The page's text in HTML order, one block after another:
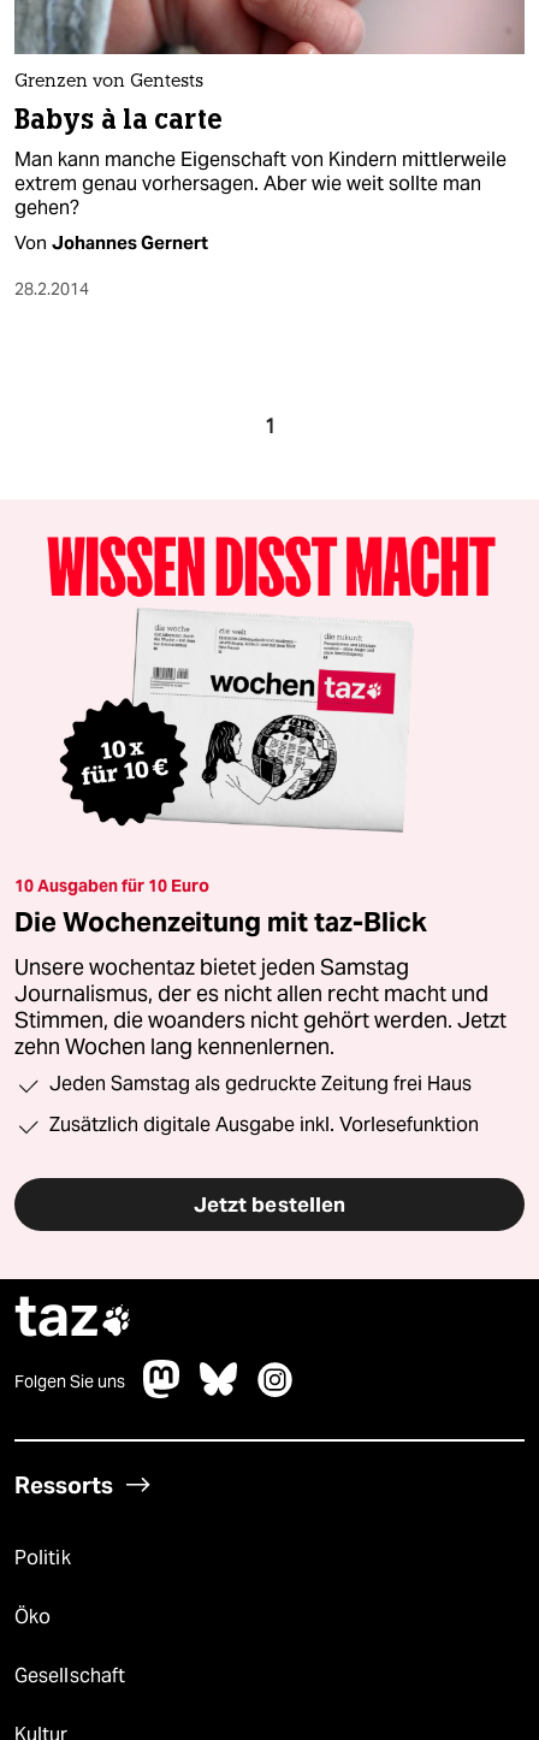
Grenzen von Gentests
Babys à la carte
Man kann manche Eigenschaft von Kindern mittlerweile
extrem genau vorhersagen. Aber wie weit sollte man
gehen?
Von Johannes Gernert
28.2.2014
1
10 Ausgaben für 10 Euro
Die Wochenzeitung mit taz-Blick
Unsere wochentaz bietet jeden Samstag
Journalismus, der es nicht allen recht macht und
Stimmen, die woanders nicht gehört werden. Jetzt
zehn Wochen lang kennenlernen.
Jeden Samstag als gedruckte Zeitung frei Haus
Zusätzlich digitale Ausgabe inkl. Vorlesefunktion
Jetzt bestellen
taz
Folgen Sie uns
Ressorts
Politik
Öko
Gesellschaft
Kultur